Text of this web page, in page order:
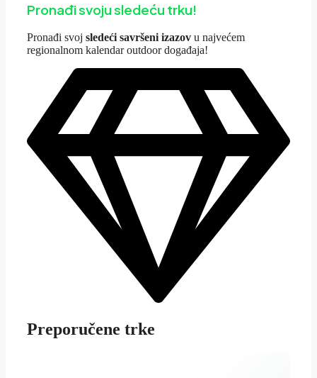
Pronađi svoju sledeću trku!
Pronađi svoj sledeći savršeni izazov u najvećem
regionalnom kalendar outdoor događaja!
Preporučene trke